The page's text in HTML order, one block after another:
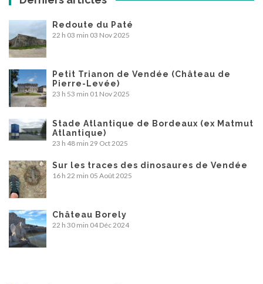
Redoute du Paté
22 h 03 min 03 Nov 2025
Petit Trianon de Vendée (Château de
Pierre-Levée)
23 h 53 min 01 Nov 2025
Stade Atlantique de Bordeaux (ex Matmut
Atlantique)
23 h 48 min 29 Oct 2025
Sur les traces des dinosaures de Vendée
16 h 22 min 05 Août 2025
Château Borely
22 h 30 min 04 Déc 2024